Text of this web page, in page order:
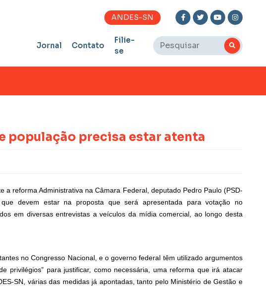
ANDES-SN
Jornal Contato
Filie-
se
população precisa estar atenta
a reforma Administrativa na Câmara Federal, deputado Pedro Paulo (PSD-
devem estar na proposta que será apresentada para votação no
em diversas entrevistas a veículos da mídia comercial, ao longo desta
no Congresso Nacional, e o governo federal têm utilizado argumentos
privilégios” para justificar, como necessária, uma reforma que irá atacar
SN, várias das medidas já apontadas, tanto pelo Ministério de Gestão e